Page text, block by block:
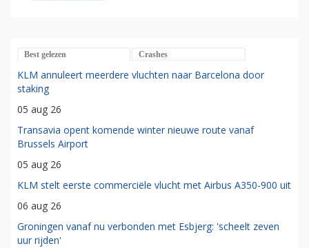
Best gelezen Crashes
KLM annuleert meerdere vluchten naar Barcelona door
staking
05 aug 26
Transavia opent komende winter nieuwe route vanaf
Brussels Airport
05 aug 26
KLM stelt eerste commerciële vlucht met Airbus A350-900 uit
06 aug 26
Groningen vanaf nu verbonden met Esbjerg: 'scheelt zeven
uur rijden'